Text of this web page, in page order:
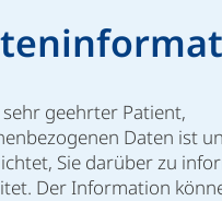
geehrter Patient,
Daten ist
Sie darüber zu
Der Information